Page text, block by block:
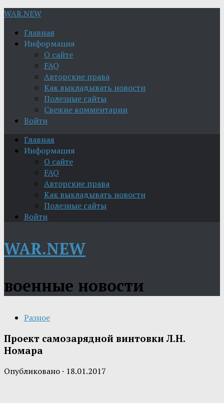
WAR.NEW
Главная
Информация
О сайте
FAQ
Авторские права
Как выкладывать новости
Полезные сайты
Свежие комментарии
Войти
Главная
Информация
О сайте
FAQ
Авторские права
Как выкладывать новости
Полезные сайты
Войти
WAR.NEW
военные новости
Разное
Проект самозарядной винтовки Л.Н.
Номара
Опубликовано · 18.01.2017